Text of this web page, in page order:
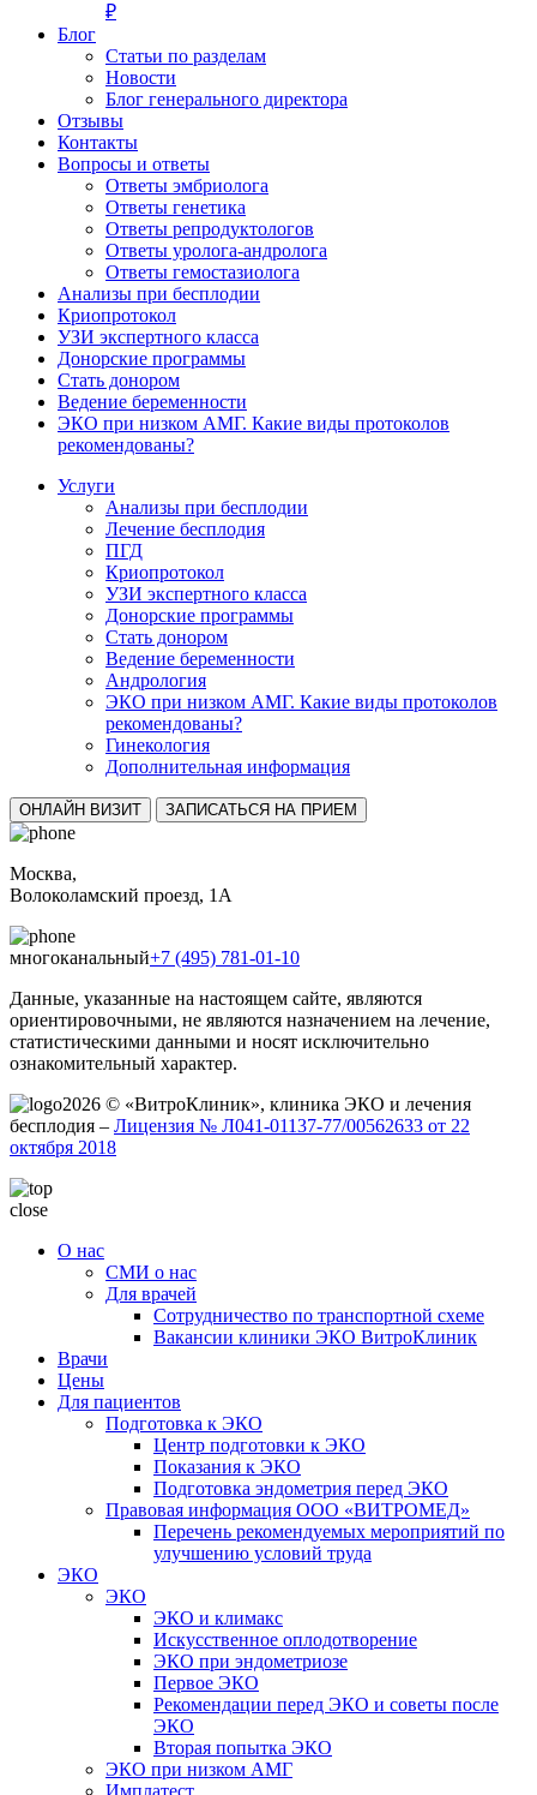
₽
Блог
Статьи по разделам
Новости
Блог генерального директора
Отзывы
Контакты
Вопросы и ответы
Ответы эмбриолога
Ответы генетика
Ответы репродуктологов
Ответы уролога-андролога
Ответы гемостазиолога
Анализы при бесплодии
Криопротокол
УЗИ экспертного класса
Донорские программы
Стать донором
Ведение беременности
ЭКО при низком АМГ. Какие виды протоколов
рекомендованы?
Услуги
Анализы при бесплодии
Лечение бесплодия
ПГД
Криопротокол
УЗИ экспертного класса
Донорские программы
Стать донором
Ведение беременности
Андрология
ЭКО при низком АМГ. Какие виды протоколов
рекомендованы?
Гинекология
Дополнительная информация
ОНЛАЙН ВИЗИТ ЗАПИСАТЬСЯ НА ПРИЕМ
Москва,
Волоколамский проезд, 1А
многоканальный+7 (495) 781-01-10
Данные, указанные на настоящем сайте, являются
ориентировочными, не являются назначением на лечение,
статистическими данными и носят исключительно
ознакомительный характер.
2026 © «ВитроКлиник», клиника ЭКО и лечения
бесплодия – Лицензия № Л041-01137-77/00562633 от 22
октября 2018
close
О нас
СМИ о нас
Для врачей
Сотрудничество по транспортной схеме
Вакансии клиники ЭКО ВитроКлиник
Врачи
Цены
Для пациентов
Подготовка к ЭКО
Центр подготовки к ЭКО
Показания к ЭКО
Подготовка эндометрия перед ЭКО
Правовая информация ООО «ВИТРОМЕД»
Перечень рекомендуемых мероприятий по
улучшению условий труда
ЭКО
ЭКО
ЭКО и климакс
Искусственное оплодотворение
ЭКО при эндометриозе
Первое ЭКО
Рекомендации перед ЭКО и советы после
ЭКО
Вторая попытка ЭКО
ЭКО при низком АМГ